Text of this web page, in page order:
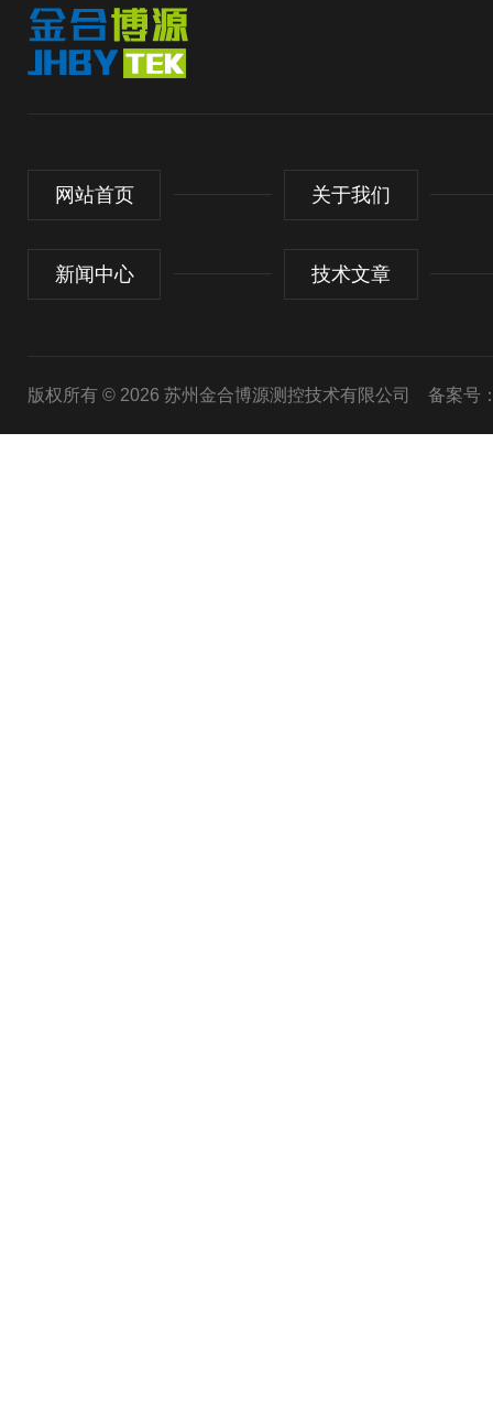
网站首页 关于我们
新闻中心 技术文章
版权所有 © 2026 苏州金合博源测控技术有限公司 备案号